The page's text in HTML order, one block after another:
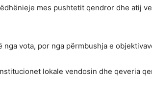
mes pushtetit qendror dhe atij
vota, por nga përmbushja e
lokale vendosin dhe qeveria